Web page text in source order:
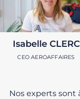
Isabelle CLERC
CEO AEROAFFAIRES
Nos experts sont